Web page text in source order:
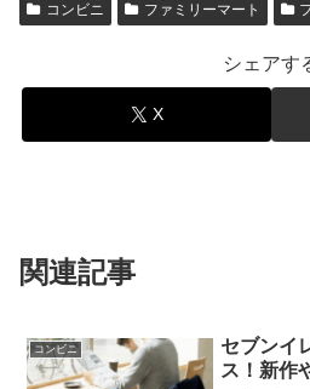
コンビニ ファミリーマート
シェアす
X
関連記事
コンビニ
セブンイ
ス！新作